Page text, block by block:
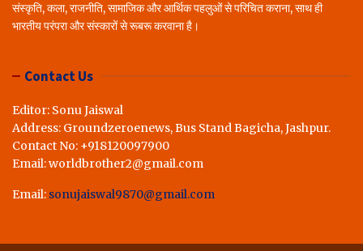
संस्कृति, कला, राजनीति, सामाजिक और आर्थिक पहलुओं से परिचित कराना, साथ ही
भारतीय परंपरा और संस्कारों से रूबरू करवाना है।
Contact Us
Editor: Sonu Jaiswal
Address: Groundzeroenews, Bus Stand Bagicha, Jashpur.
Contact No: +918120097900
Email: worldbrother2@gmail.com
Email: sonujaiswal9870@gmail.com